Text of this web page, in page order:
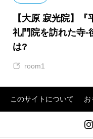
【大原 寂光院】
礼門院を訪れた寺-
は?
room1
このサイトについて お